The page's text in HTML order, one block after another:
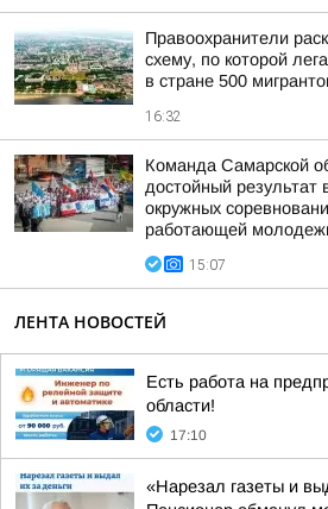
Правоохранители
схему, по которой
в стране 500
16:32
Команда Самарской
достойный результат
окружных
работающей
15:07
ЛЕНТА НОВОСТЕЙ
Есть работа на
области!
17:10
«Нарезал газеты и